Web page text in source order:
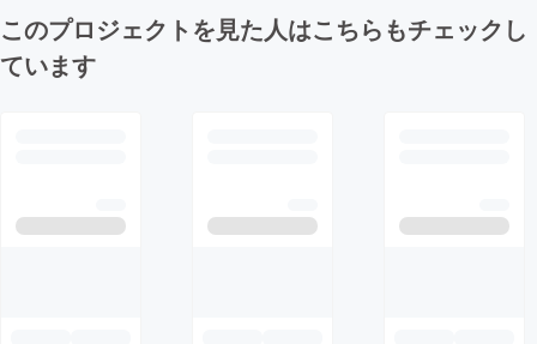
このプロジェクトを見た人はこちらもチェックし
ています